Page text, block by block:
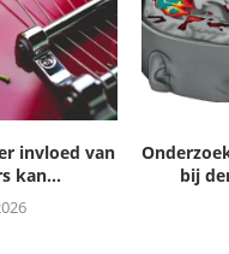
invloed van
kan...
bij